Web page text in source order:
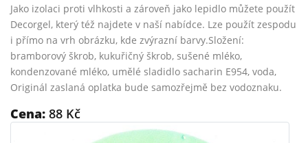
Jako izolaci proti vlhkosti a zároveň jako lepidlo můžete použít
Decorgel, který též najdete v naší nabídce. Lze použít zespodu
i přímo na vrh obrázku, kde zvýrazní barvy.Složení:
bramborový škrob, kukuřičný škrob, sušené mléko,
kondenzované mléko, umělé sladidlo sacharin E954, voda,
Originál zaslaná oplatka bude samozřejmě bez vodoznaku.
Cena: 88 Kč